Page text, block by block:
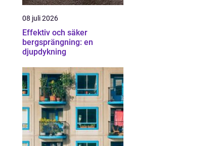
08 juli 2026
Effektiv och säker
bergsprängning: en
djupdykning